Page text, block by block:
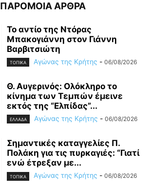
ΠΑΡΟΜΟΙΑ ΑΡΘΡΑ
Το αντίο της Ντόρας
Μπακογιάννη στον Γιάννη
Βαρβιτσιώτη
ΤΟΠΙΚΑ Αγώνας της Κρήτης - 06/08/2026
Θ. Αυγερινός: Ολόκληρο το
κίνημα των Τεμπών έμεινε
εκτός της “Ελπίδας”...
ΕΛΛΑΔΑ Αγώνας της Κρήτης - 06/08/2026
Σημαντικές καταγγελίες Π.
Πολάκη για τις πυρκαγιές: “Γιατί
ενώ έτρεξαν με...
ΤΟΠΙΚΑ Αγώνας της Κρήτης - 06/08/2026